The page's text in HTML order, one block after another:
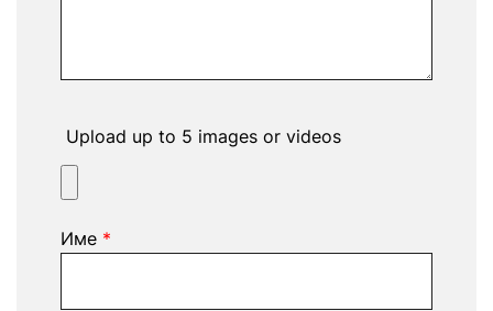
Upload up to 5 images or videos
Име *